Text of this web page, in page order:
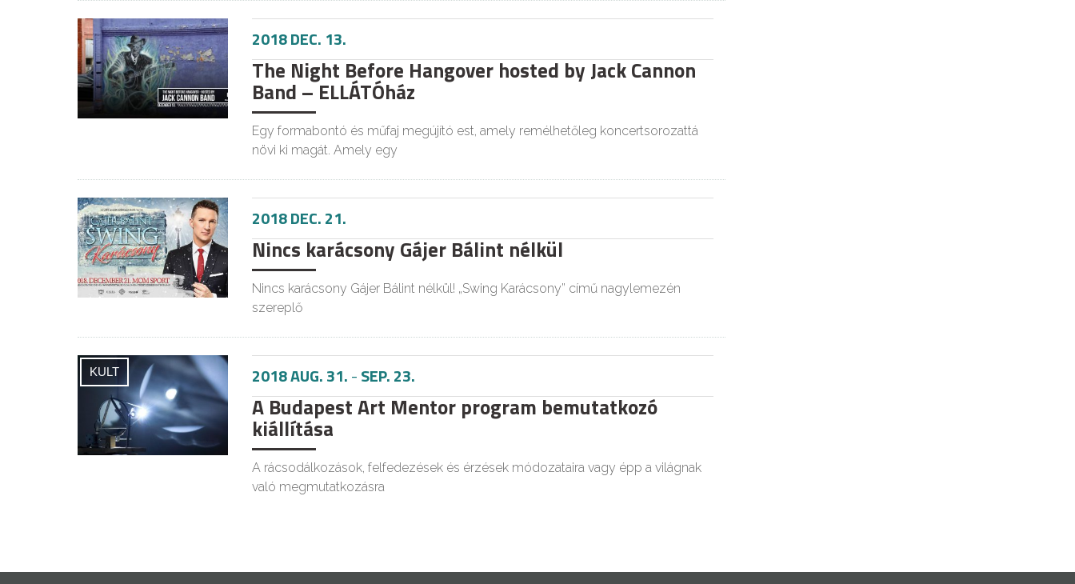
2018 DEC. 13.
The Night Before Hangover hosted by Jack Cannon
Band – ELLÁTÓház
Egy formabontó és műfaj megújító est, amely remélhetőleg koncertsorozattá
növi ki magát. Amely egy
2018 DEC. 21.
Nincs karácsony Gájer Bálint nélkül
Nincs karácsony Gájer Bálint nélkül! „Swing Karácsony” című nagylemezén
szereplő
KULT 2018 AUG. 31.-SEP. 23.
A Budapest Art Mentor program bemutatkozó
kiállítása
A rácsodálkozások, felfedezések és érzések módozataira vagy épp a világnak
való megmutatkozásra